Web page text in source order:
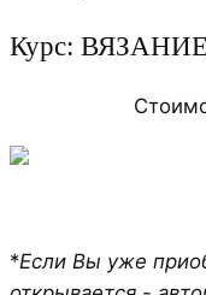
Курс:
*Если Вы уже